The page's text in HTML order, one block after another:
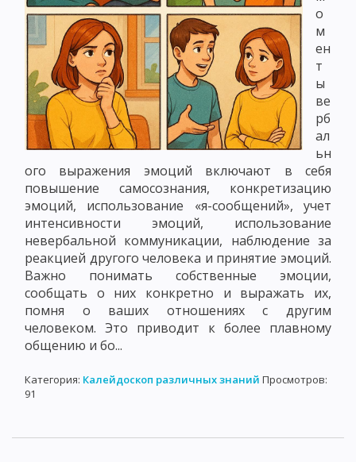
о
м
ен
т
ы
ве
рб
ал
ьн
ого выражения эмоций включают в себя
повышение самосознания, конкретизацию
эмоций, использование «я-сообщений», учет
интенсивности эмоций, использование
невербальной коммуникации, наблюдение за
реакцией другого человека и принятие эмоций.
Важно понимать собственные эмоции,
сообщать о них конкретно и выражать их,
помня о ваших отношениях с другим
человеком. Это приводит к более плавному
общению и бо...
Категория: Калейдоскоп различных знаний Просмотров:
91